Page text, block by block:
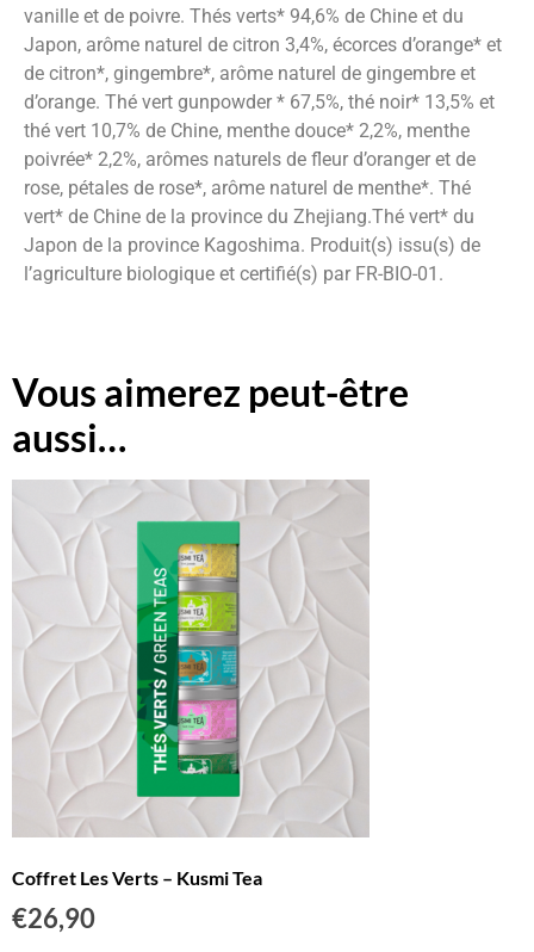
vanille et de poivre. Thés verts* 94,6% de Chine et du
Japon, arôme naturel de citron 3,4%, écorces d’orange* et
de citron*, gingembre*, arôme naturel de gingembre et
d’orange. Thé vert gunpowder * 67,5%, thé noir* 13,5% et
thé vert 10,7% de Chine, menthe douce* 2,2%, menthe
poivrée* 2,2%, arômes naturels de fleur d’oranger et de
rose, pétales de rose*, arôme naturel de menthe*. Thé
vert* de Chine de la province du Zhejiang.Thé vert* du
Japon de la province Kagoshima. Produit(s) issu(s) de
l’agriculture biologique et certifié(s) par FR-BIO-01.
Vous aimerez peut-être
aussi…
Coffret Les Verts – Kusmi Tea
€26,90